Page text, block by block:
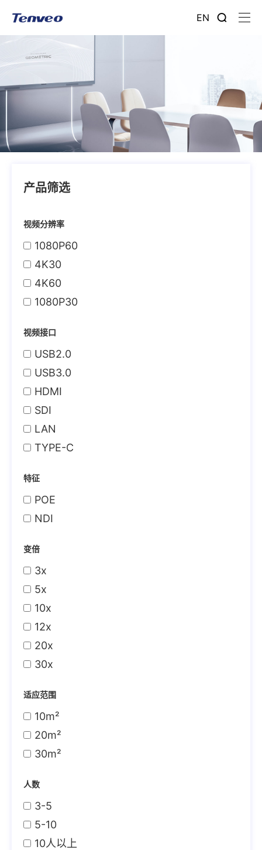
EN
产品筛选
视频分辨率
1080P60
4K30
4K60
1080P30
视频接口
USB2.0
USB3.0
HDMI
SDI
LAN
TYPE-C
特征
POE
NDI
变倍
3x
5x
10x
12x
20x
30x
适应范围
10m²
20m²
30m²
人数
3-5
5-10
10人以上